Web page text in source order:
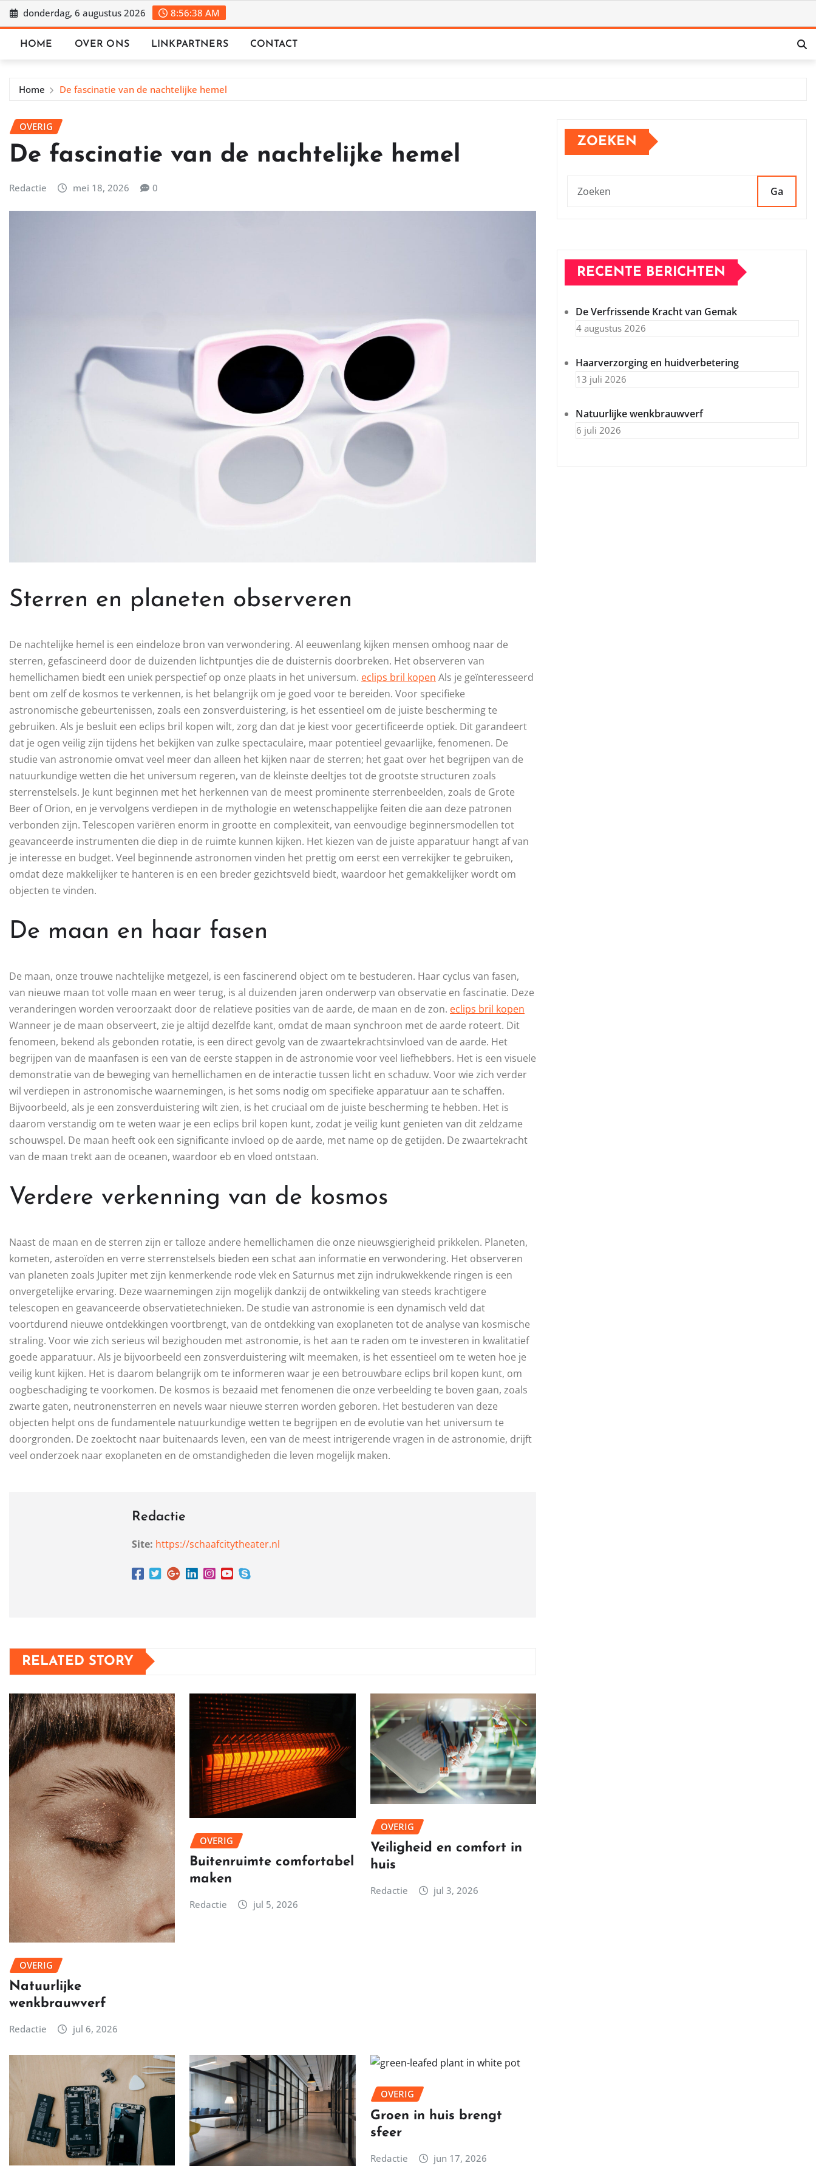
Ga
naar
donderdag, 6 augustus 2026 8:56:40 AM
HOME OVER ONS LINKPARTNERS CONTACT
Home De fascinatie van de nachtelijke hemel
OVERIG
De fascinatie van de nachtelijke hemel
Redactie mei 18, 2026 0
Sterren en planeten observeren
De nachtelijke hemel is een eindeloze bron van verwondering. Al eeuwenlang kijken mensen omhoog naar de
sterren, gefascineerd door de duizenden lichtpuntjes die de duisternis doorbreken. Het observeren van
hemellichamen biedt een uniek perspectief op onze plaats in het universum. eclips bril kopen Als je geïnteresseerd
bent om zelf de kosmos te verkennen, is het belangrijk om je goed voor te bereiden. Voor specifieke
astronomische gebeurtenissen, zoals een zonsverduistering, is het essentieel om de juiste bescherming te
gebruiken. Als je besluit een eclips bril kopen wilt, zorg dan dat je kiest voor gecertificeerde optiek. Dit garandeert
dat je ogen veilig zijn tijdens het bekijken van zulke spectaculaire, maar potentieel gevaarlijke, fenomenen. De
studie van astronomie omvat veel meer dan alleen het kijken naar de sterren; het gaat over het begrijpen van de
natuurkundige wetten die het universum regeren, van de kleinste deeltjes tot de grootste structuren zoals
sterrenstelsels. Je kunt beginnen met het herkennen van de meest prominente sterrenbeelden, zoals de Grote
Beer of Orion, en je vervolgens verdiepen in de mythologie en wetenschappelijke feiten die aan deze patronen
verbonden zijn. Telescopen variëren enorm in grootte en complexiteit, van eenvoudige beginnersmodellen tot
geavanceerde instrumenten die diep in de ruimte kunnen kijken. Het kiezen van de juiste apparatuur hangt af van
je interesse en budget. Veel beginnende astronomen vinden het prettig om eerst een verrekijker te gebruiken,
omdat deze makkelijker te hanteren is en een breder gezichtsveld biedt, waardoor het gemakkelijker wordt om
objecten te vinden.
De maan en haar fasen
De maan, onze trouwe nachtelijke metgezel, is een fascinerend object om te bestuderen. Haar cyclus van fasen,
van nieuwe maan tot volle maan en weer terug, is al duizenden jaren onderwerp van observatie en fascinatie. Deze
veranderingen worden veroorzaakt door de relatieve posities van de aarde, de maan en de zon. eclips bril kopen
Wanneer je de maan observeert, zie je altijd dezelfde kant, omdat de maan synchroon met de aarde roteert. Dit
fenomeen, bekend als gebonden rotatie, is een direct gevolg van de zwaartekrachtsinvloed van de aarde. Het
begrijpen van de maanfasen is een van de eerste stappen in de astronomie voor veel liefhebbers. Het is een visuele
demonstratie van de beweging van hemellichamen en de interactie tussen licht en schaduw. Voor wie zich verder
wil verdiepen in astronomische waarnemingen, is het soms nodig om specifieke apparatuur aan te schaffen.
Bijvoorbeeld, als je een zonsverduistering wilt zien, is het cruciaal om de juiste bescherming te hebben. Het is
daarom verstandig om te weten waar je een eclips bril kopen kunt, zodat je veilig kunt genieten van dit zeldzame
schouwspel. De maan heeft ook een significante invloed op de aarde, met name op de getijden. De zwaartekracht
van de maan trekt aan de oceanen, waardoor eb en vloed ontstaan.
Verdere verkenning van de kosmos
Naast de maan en de sterren zijn er talloze andere hemellichamen die onze nieuwsgierigheid prikkelen. Planeten,
kometen, asteroïden en verre sterrenstelsels bieden een schat aan informatie en verwondering. Het observeren
van planeten zoals Jupiter met zijn kenmerkende rode vlek en Saturnus met zijn indrukwekkende ringen is een
onvergetelijke ervaring. Deze waarnemingen zijn mogelijk dankzij de ontwikkeling van steeds krachtigere
telescopen en geavanceerde observatietechnieken. De studie van astronomie is een dynamisch veld dat
voortdurend nieuwe ontdekkingen voortbrengt, van de ontdekking van exoplaneten tot de analyse van kosmische
straling. Voor wie zich serieus wil bezighouden met astronomie, is het aan te raden om te investeren in kwalitatief
goede apparatuur. Als je bijvoorbeeld een zonsverduistering wilt meemaken, is het essentieel om te weten hoe je
veilig kunt kijken. Het is daarom belangrijk om te informeren waar je een betrouwbare eclips bril kopen kunt, om
oogbeschadiging te voorkomen. De kosmos is bezaaid met fenomenen die onze verbeelding te boven gaan, zoals
zwarte gaten, neutronensterren en nevels waar nieuwe sterren worden geboren. Het bestuderen van deze
objecten helpt ons de fundamentele natuurkundige wetten te begrijpen en de evolutie van het universum te
doorgronden. De zoektocht naar buitenaards leven, een van de meest intrigerende vragen in de astronomie, drijft
veel onderzoek naar exoplaneten en de omstandigheden die leven mogelijk maken.
Redactie
Site: https://schaafcitytheater.nl
RELATED STORY
OVERIG
Natuurlijke
wenkbrauwverf
Redactie jul 6, 2026
OVERIG
Buitenruimte comfortabel
maken
Redactie jul 5, 2026
OVERIG
Veiligheid en comfort in
huis
Redactie jul 3, 2026
OVERIG
Groen in huis brengt
sfeer
Redactie jun 17, 2026
ZOEKEN
Ga
RECENTE BERICHTEN
De Verfrissende Kracht van Gemak
4 augustus 2026
Haarverzorging en huidverbetering
13 juli 2026
Natuurlijke wenkbrauwverf
6 juli 2026